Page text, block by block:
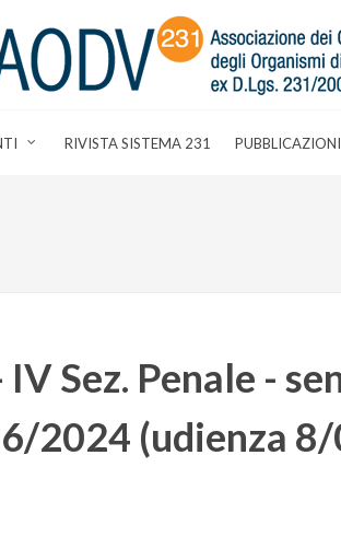
RIVISTA SISTEMA 231 PUBBLICAZIONI
Sez. Penale -
2024 (udienza